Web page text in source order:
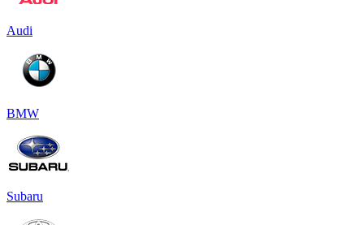
Audi
BMW
Subaru